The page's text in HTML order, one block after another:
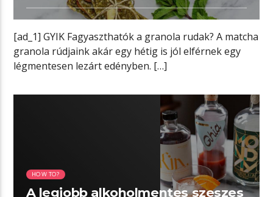
[ad_1] GYIK Fagyaszthatók a granola rudak? A matcha
granola rúdjaink akár egy hétig is jól elférnek egy
légmentesen lezárt edényben. […]
HOW TO?
A legjobb alkoholmentes szeszes